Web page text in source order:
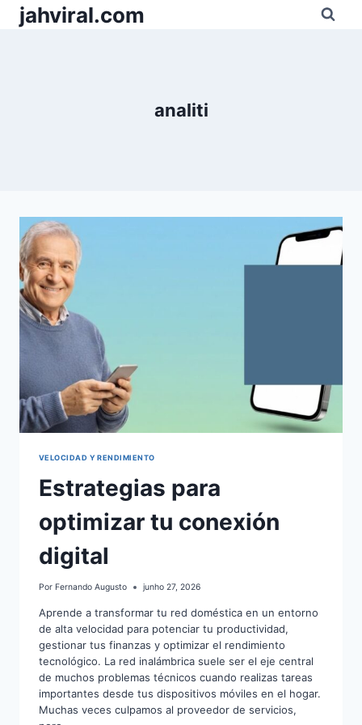
Pular
parajahviral.com
analiti
VELOCIDAD Y RENDIMIENTO
Estrategias para
optimizar tu conexión
digital
Por Fernando Augusto junho 27, 2026
Aprende a transformar tu red doméstica en un entorno
de alta velocidad para potenciar tu productividad,
gestionar tus finanzas y optimizar el rendimiento
tecnológico. La red inalámbrica suele ser el eje central
de muchos problemas técnicos cuando realizas tareas
importantes desde tus dispositivos móviles en el hogar.
Muchas veces culpamos al proveedor de servicios,